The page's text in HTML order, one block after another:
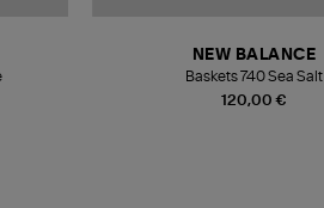
120,00 €
NEW BALANCE
Baskets 740 Sea Salt